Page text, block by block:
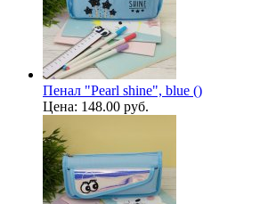
Пенал "Pearl shine", blue ()
Цена: 148.00 руб.